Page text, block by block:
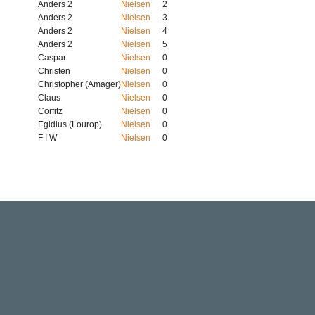
Anders 2
Nielsen
2
Anders 2
Nielsen
3
Anders 2
Nielsen
4
Anders 2
Nielsen
5
Caspar
Nielsen
0
Christen
Nielsen
0
Christopher (Amager)Nielsen
0
Claus
Nielsen
0
Corfitz
Nielsen
0
Egidius (Lourop)
Nielsen
0
F I W
Nielsen 0